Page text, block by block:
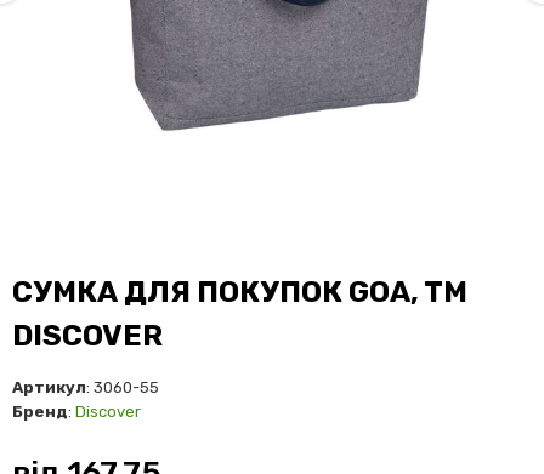
СУМКА ДЛЯ ПОКУПОК GOA, TM
DISCOVER
Артикул: 3060-55
Бренд: Discover